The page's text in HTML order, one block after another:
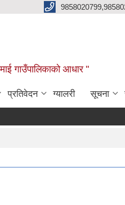
गाउँपालिकाको आधार "
प्रतिवेदन ग्यालरी सूचना